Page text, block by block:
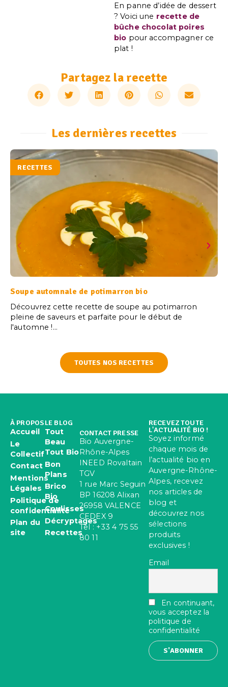
En panne d’idée de dessert
? Voici une recette de
bûche chocolat poires
bio pour accompagner ce
plat !
Partagez la recette
Les dernières recettes
RECETTES
Soupe automnale de potimarron bio
Découvrez cette recette de soupe au potimarron
pleine de saveurs et parfaite pour le début de
l'automne !...
TOUTES NOS RECETTES
À PROPOS
Accueil
Le
Collectif
Contact
Mentions
Légales
Politique de
confidentialité
Plan du
site
LE BLOG
Tout
Beau
Tout Bio
Bon
Plans
Brico
Bio
Coulisses
Décryptages
Recettes
CONTACT PRESSE
Bio Auvergne-
Rhône-Alpes
INEED Rovaltain
TGV
1 rue Marc Seguin
BP 16208 Alixan
26958 VALENCE
CEDEX 9
Tel : +33 4 75 55
80 11
RECEVEZ TOUTE
L'ACTUALITÉ BIO !
Soyez informé
chaque mois de
l’actualité bio en
Auvergne-Rhône-
Alpes, recevez
nos articles de
blog et
découvrez nos
sélections
produits
exclusives !
Email
En continuant,
vous acceptez la
politique de
confidentialité